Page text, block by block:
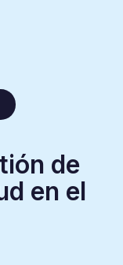
de
en el